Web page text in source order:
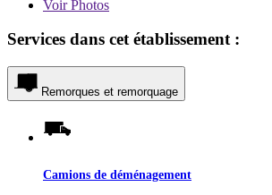
VoirPhotos
Services dans cet établissement :
Remorques et remorquage
Camions de déménagement